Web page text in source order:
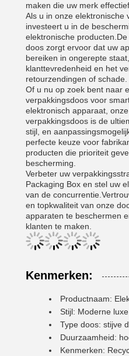
maken die uw merk
Als u in onze elektronische
investeert u in de
elektronische
doos zorgt ervoor dat uw
bereiken in ongerepte
klanttevredenheid en het
retourzendingen of schade.
Of u nu op zoek bent naar
verpakkingsdoos voor
elektronisch apparaat,
verpakkingsdoos is de
stijl, en
perfecte keuze voor
producten die prioriteit
bescherming.
Verbeter uw
Packaging Box en stel uw
van de
en topkwaliteit van onze
apparaten te beschermen
klanten te maken.
Kenmerken:
Productnaam:
Stijl: Moderne luxe
Type doos: stijve
Duurzaamheid:
Kenmerken: